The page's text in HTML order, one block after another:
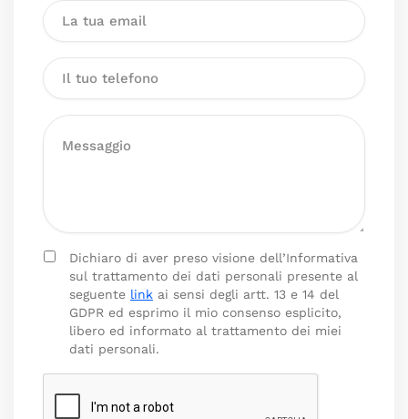
Dichiaro di aver preso visione dell’Informativa
sul trattamento dei dati personali presente al
seguente link ai sensi degli artt. 13 e 14 del
GDPR ed esprimo il mio consenso esplicito,
libero ed informato al trattamento dei miei
dati personali.